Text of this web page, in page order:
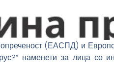
(ЕАСПД) и
наменети за лица со